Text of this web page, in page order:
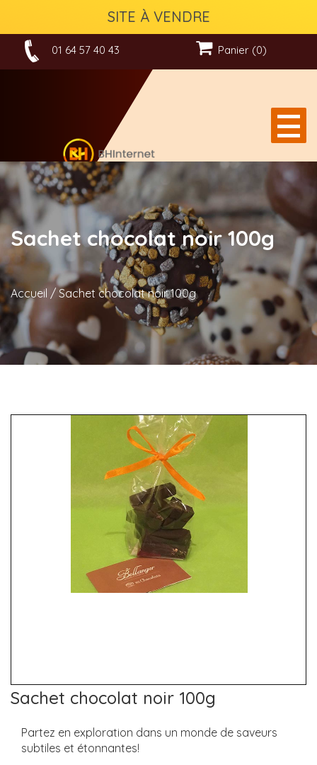
SITE À VENDRE
01 64 57 40 43 Panier (0)
Sachet chocolat noir 100g
Accueil / Sachet chocolat noir 100g
Sachet chocolat noir 100g
Partez en exploration dans un monde de saveurs
subtiles et étonnantes!